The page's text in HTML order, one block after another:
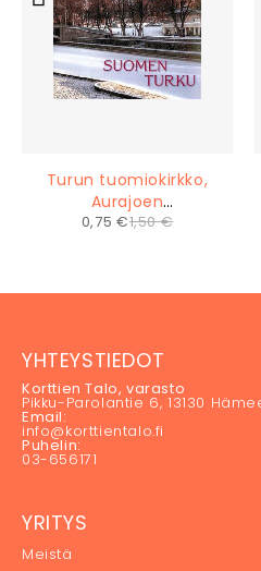
Turun tuomiokirkko,
Aurajoen
kansallismaisema
1,50€
0,75 €
YHTEYSTIEDOT
Korttien Talo, varasto
Pikku-Parolantie 6, 13130
Email:
info@korttientalo.fi
Puhelin:
03-656171
YRITYS
Meistä